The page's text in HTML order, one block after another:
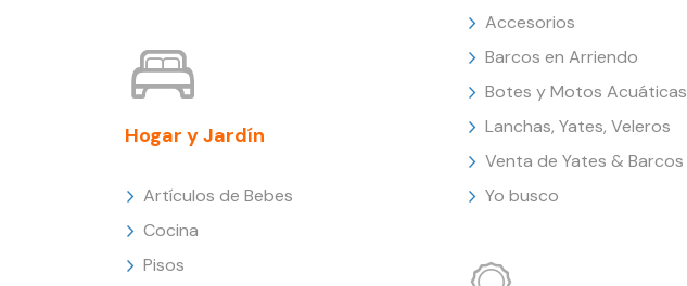
Hogar y Jardín
Artículos de Bebes
Cocina
Pisos
Accesorios
Barcos en Arriendo
Botes y Motos Acuáticas
Lanchas, Yates, Veleros
Venta de Yates & Barcos
Yo busco